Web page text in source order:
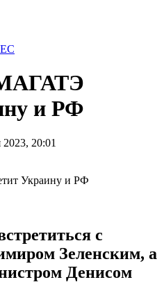
ЕС
и РФ
20:01
с
Зеленским, а
Денисом